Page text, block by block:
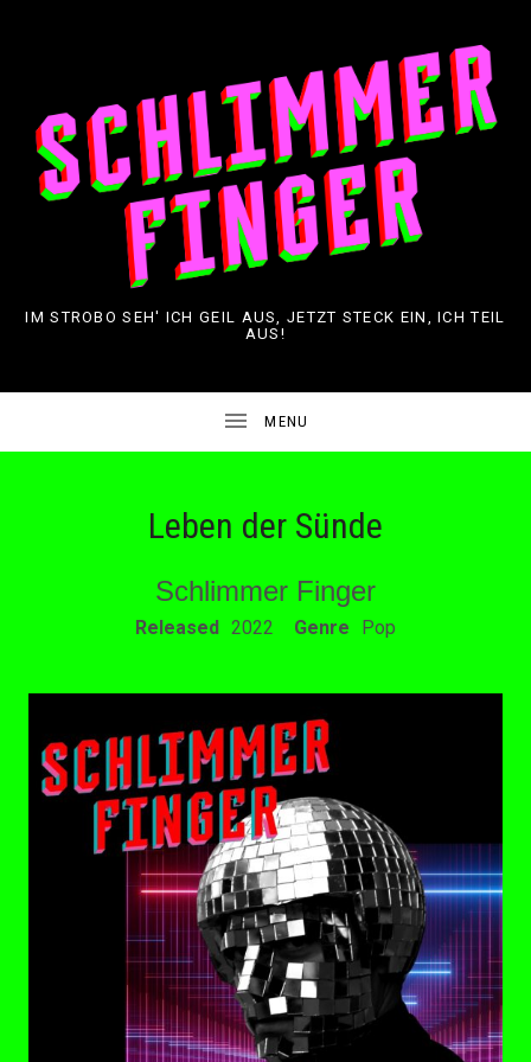
IM STROBO SEH' ICH GEIL AUS, JETZT STECK EIN, ICH TEIL
AUS!
Leben der Sünde
Schlimmer Finger
RECORD DETAILS
Released 2022 Genre Pop